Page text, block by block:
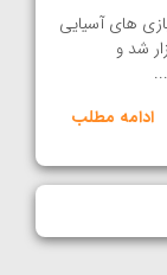
های آسیایی
شد و
ادامه مطلب